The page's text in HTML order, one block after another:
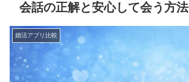
会話の正解と安心して会う方法
婚活アプリ比較